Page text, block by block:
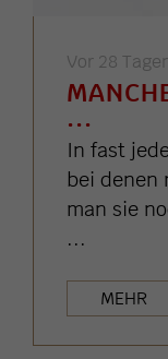
Vor 28
...
In fast
bei denen
man sie
...
MEHR